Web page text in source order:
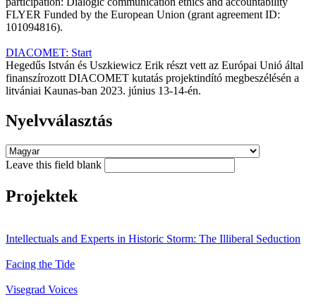
FLYER Funded by the European Union (grant agreement ID:
101094816).
DIACOMET: Start
Hegedűs István és Uszkiewicz Erik részt vett az Európai Unió által
finanszírozott DIACOMET kutatás projektindító megbeszélésén a
litvániai Kaunas-ban 2023. június 13-14-én.
Nyelvválasztás
Leave this field blank
Projektek
Intellectuals and Experts in Historic Storm: The Illiberal Seduction
Facing the Tide
Visegrad Voices